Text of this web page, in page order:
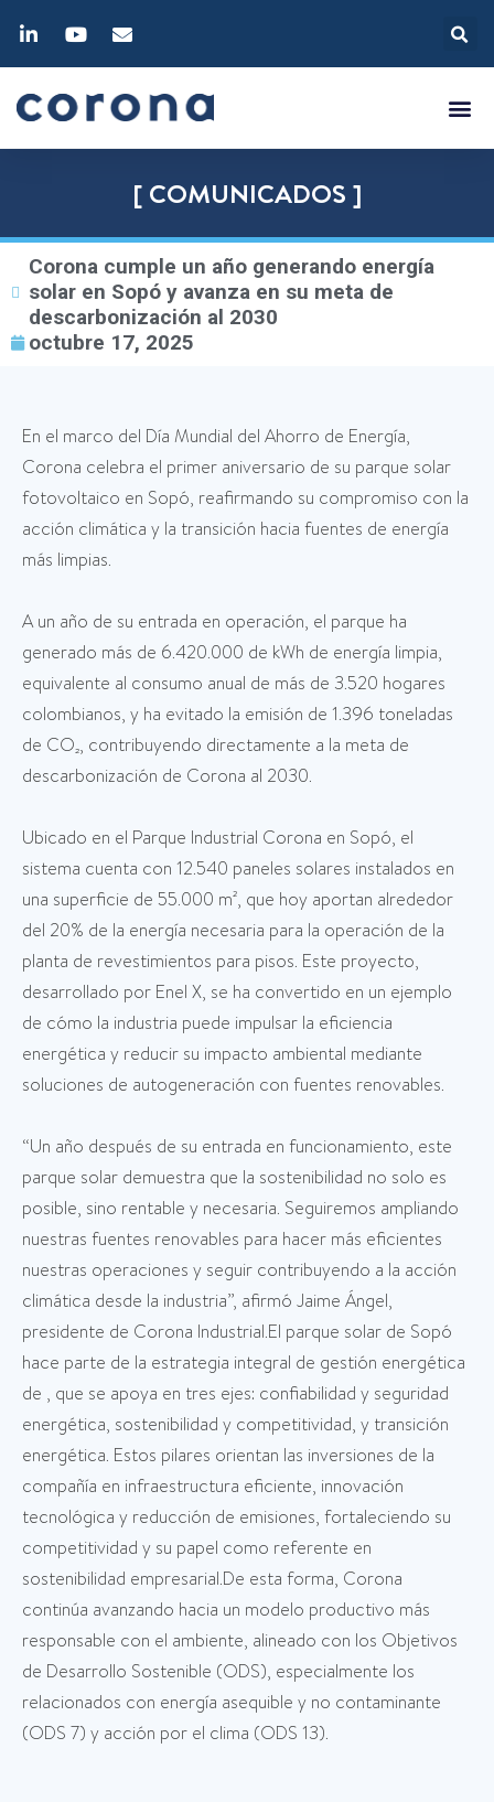
[ COMUNICADOS ]
Corona cumple un año generando energía
solar en Sopó y avanza en su meta de
descarbonización al 2030
octubre 17, 2025
En el marco del Día Mundial del Ahorro de Energía,
Corona celebra el primer aniversario de su parque solar
fotovoltaico en Sopó, reafirmando su compromiso con la
acción climática y la transición hacia fuentes de energía
más limpias.
A un año de su entrada en operación, el parque ha
generado más de 6.420.000 de kWh de energía limpia,
equivalente al consumo anual de más de 3.520 hogares
colombianos, y ha evitado la emisión de 1.396 toneladas
de CO₂, contribuyendo directamente a la meta de
descarbonización de Corona al 2030.
Ubicado en el Parque Industrial Corona en Sopó, el
sistema cuenta con 12.540 paneles solares instalados en
una superficie de 55.000 m², que hoy aportan alrededor
del 20% de la energía necesaria para la operación de la
planta de revestimientos para pisos. Este proyecto,
desarrollado por Enel X, se ha convertido en un ejemplo
de cómo la industria puede impulsar la eficiencia
energética y reducir su impacto ambiental mediante
soluciones de autogeneración con fuentes renovables.
“Un año después de su entrada en funcionamiento, este
parque solar demuestra que la sostenibilidad no solo es
posible, sino rentable y necesaria. Seguiremos ampliando
nuestras fuentes renovables para hacer más eficientes
nuestras operaciones y seguir contribuyendo a la acción
climática desde la industria”, afirmó Jaime Ángel,
presidente de Corona Industrial.El parque solar de Sopó
hace parte de la estrategia integral de gestión energética
de , que se apoya en tres ejes: confiabilidad y seguridad
energética, sostenibilidad y competitividad, y transición
energética. Estos pilares orientan las inversiones de la
compañía en infraestructura eficiente, innovación
tecnológica y reducción de emisiones, fortaleciendo su
competitividad y su papel como referente en
sostenibilidad empresarial.De esta forma, Corona
continúa avanzando hacia un modelo productivo más
responsable con el ambiente, alineado con los Objetivos
de Desarrollo Sostenible (ODS), especialmente los
relacionados con energía asequible y no contaminante
(ODS 7) y acción por el clima (ODS 13).